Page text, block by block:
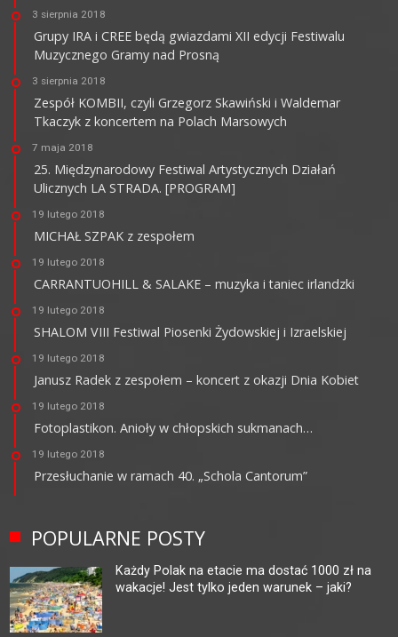
3 sierpnia 2018
Grupy IRA i CREE będą gwiazdami XII edycji Festiwalu
Muzycznego Gramy nad Prosną
3 sierpnia 2018
Zespół KOMBII, czyli Grzegorz Skawiński i Waldemar
Tkaczyk z koncertem na Polach Marsowych
7 maja 2018
25. Międzynarodowy Festiwal Artystycznych Działań
Ulicznych LA STRADA. [PROGRAM]
19 lutego 2018
MICHAŁ SZPAK z zespołem
19 lutego 2018
CARRANTUOHILL & SALAKE – muzyka i taniec irlandzki
19 lutego 2018
SHALOM VIII Festiwal Piosenki Żydowskiej i Izraelskiej
19 lutego 2018
Janusz Radek z zespołem – koncert z okazji Dnia Kobiet
19 lutego 2018
Fotoplastikon. Anioły w chłopskich sukmanach…
19 lutego 2018
Przesłuchanie w ramach 40. „Schola Cantorum”
POPULARNE POSTY
Każdy Polak na etacie ma dostać 1000 zł na
wakacje! Jest tylko jeden warunek – jaki?